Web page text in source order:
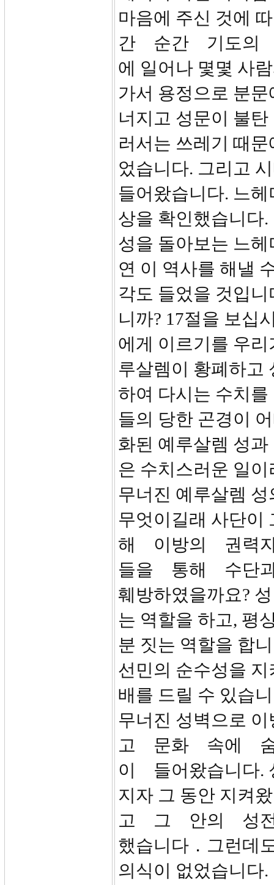
마음에 주신 것에
간 순간 기도의
에 일어나 몇몇 사
가서 용정으로 분
너지고 성문이 불
러서는 쓰레기 때
었습니다. 그리고
들어왔습니다. 느
상을 확인했습니다
성을 돌아보는 느
연 이 역사를 해낼
각도 들었을 것입
니까? 17절을 보십
에게 이르기를 우
루살렘이 황폐하고
하여 다시는 수치
들의 당한 곤경이
화된 예루살렘 성
은 수치스러운 일
무너진 예루살렘
무엇이길래 사단
해 이방의 권력
들을 통해 수단과
훼방하였을까요?
는 역할을 하고, 평
분 짓는 역할을 합
선민의 순수성을
배를 드릴 수 있습
무너진 성벽으로
고 문화 속에
이 들어왔습니다.
지자 그 동안 지켜
고 그 안의 성
했습니다．그런데
의식이 없었습니다